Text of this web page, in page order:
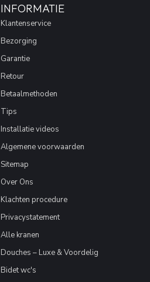
INFORMATIE
Klantenservice
Bezorging
Garantie
Retour
Betaalmethoden
Tips
Installatie videos
Algemene voorwaarden
Sitemap
Over Ons
Klachten procedure
Privacystatement
Alle kranen
Douches – Luxe & Voordelig
Bidet wc's